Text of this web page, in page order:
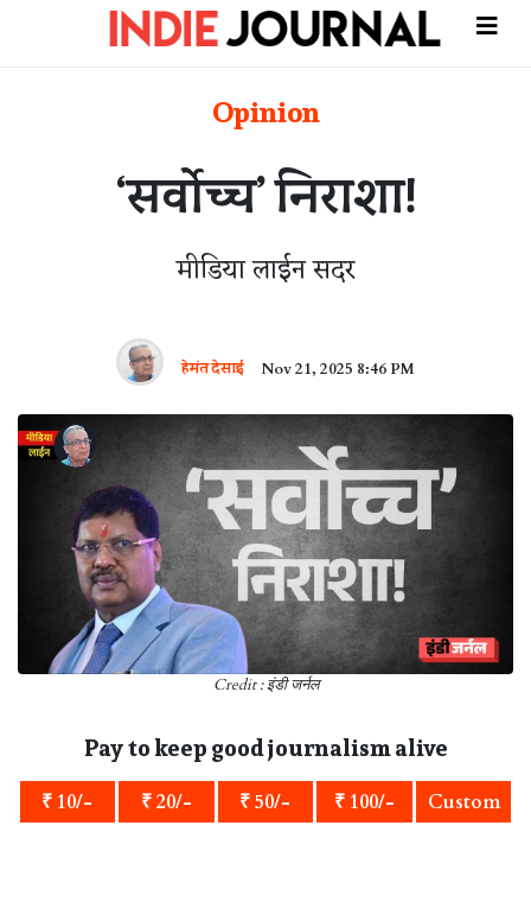
Opinion
‘सर्वोच्च’ निराशा!
मीडिया लाईन सदर
हेमंत देसाई Nov 21, 2025 8:46 PM
Credit : इंडी जर्नल
Pay to keep good journalism alive
₹ 10/- ₹ 20/- ₹ 50/- ₹ 100/- Custom